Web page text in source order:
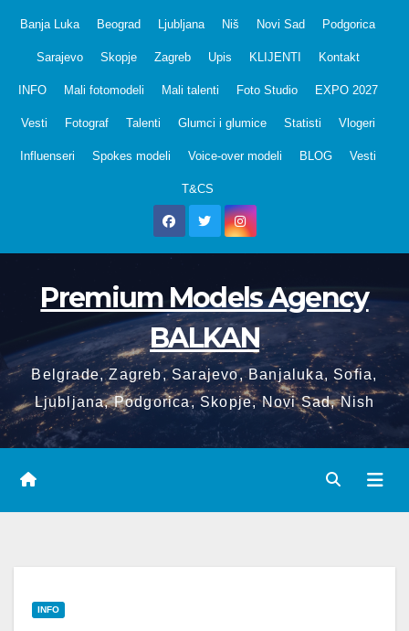
Banja Luka Beograd Ljubljana Niš Novi Sad Podgorica
Sarajevo Skopje Zagreb Upis KLIJENTI Kontakt
INFO Mali fotomodeli Mali talenti Foto Studio EXPO 2027
Vesti Fotograf Talenti Glumci i glumice Statisti Vlogeri
Influenseri Spokes modeli Voice-over modeli BLOG Vesti
T&CS
Premium Models Agency
BALKAN
Belgrade, Zagreb, Sarajevo, Banjaluka, Sofia,
Ljubljana, Podgorica, Skopje, Novi Sad, Nish
INFO